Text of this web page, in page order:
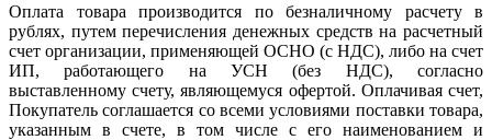
Оплата товара производится по безналичному расчету в
рублях, путем перечисления денежных средств на расчетный
счет организации, применяющей ОСНО (с НДС), либо на счет
ИП, работающего на УСН (без НДС), согласно
выставленному счету, являющемуся офертой. Оплачивая счет,
Покупатель соглашается со всеми условиями поставки товара,
указанным в счете, в том числе с его наименованием и